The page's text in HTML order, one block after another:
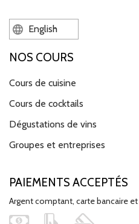
English
NOS COURS
Cours de cuisine
Cours de cocktails
Dégustations de vins
Groupes et entreprises
PAIEMENTS ACCEPTÉS
Argent comptant, carte bancaire